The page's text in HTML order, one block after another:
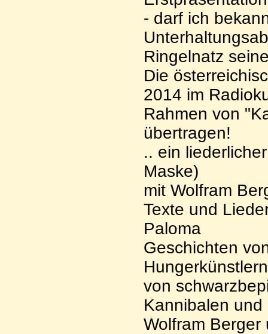
- darf ich
Ringelnatz
Die
2014 im
Rahmen von
übertragen!
.. ein
Maske)
mit Wolfram
Texte und
Paloma
Geschichten
von
Kannibalen
Wolfram